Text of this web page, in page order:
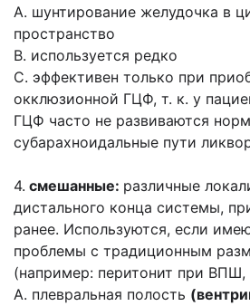
A. шунтирование желудочка в
пространство
B. используется редко
C. эффективен только при
окклюзионной ГЦФ, т. к. у
ГЦФ часто не развиваются
субарахноидальные пути
4. смешанные: различные
дистального конца системы,
ранее. Используются, если
проблемы с традиционным
(например: перитонит при
A. плевральная полость